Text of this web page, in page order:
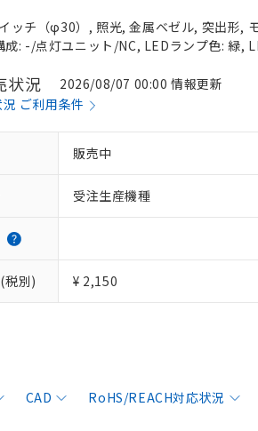
ッチ（φ30）, 照光, 金属ベゼル, 突出形,
成: -/点灯ユニット/NC, LEDランプ色: 緑,
状況
2026/08/07 00:00 情報更新
ご利用条件
販売中
受注生産機種
税別) ¥ 2,150
CAD RoHS/REACH対応状況